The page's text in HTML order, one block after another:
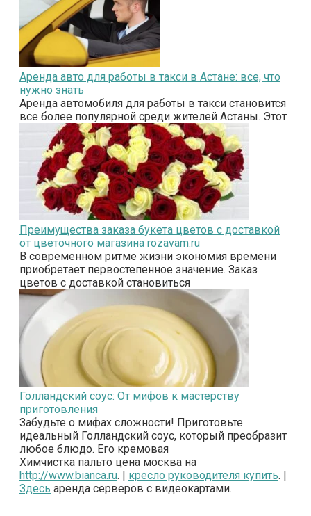
Аренда авто для работы в такси в Астане: все, что
нужно знать
Аренда автомобиля для работы в такси становится
все более популярной среди жителей Астаны. Этот
Преимущества заказа букета цветов с доставкой
от цветочного магазина rozavam.ru
В современном ритме жизни экономия времени
приобретает первостепенное значение. Заказ
цветов с доставкой становиться
Голландский соус: От мифов к мастерству
приготовления
Забудьте о мифах сложности! Приготовьте
идеальный Голландский соус, который преобразит
любое блюдо. Его кремовая
Химчистка пальто цена москва на
http://www.bianca.ru. | кресло руководителя купить. |
Здесь аренда серверов с видеокартами.